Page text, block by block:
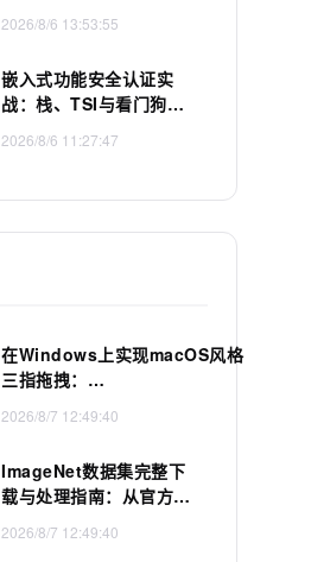
算力管理与选型指南
2026/8/6 13:53:55
嵌入式功能安全认证实
战：栈、TSI与看门狗测
2026/8/6 11:27:47
在Windows上实现macOS风格
三指拖拽：
深度技术解析
2026/8/7 12:49:40
ImageNet数据集完整下
载与处理指南：从官方源
PyTorch/TensorFlow
2026/8/7 12:49:40